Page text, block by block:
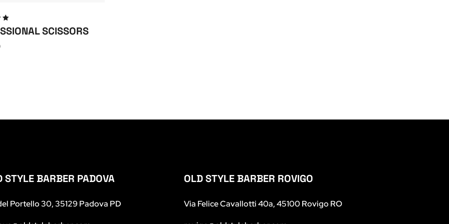
SCISSORS
STYLE BARBER PADOVA
Portello 30, 35129 Padova PD
OLD STYLE BARBER ROVIGO
Via Felice Cavallotti 40a, 45100 Rovigo RO